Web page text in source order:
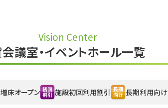
Vision Center
議室・イベントホール一覧
増床オープン 施設初回利用割引 長期利用向け